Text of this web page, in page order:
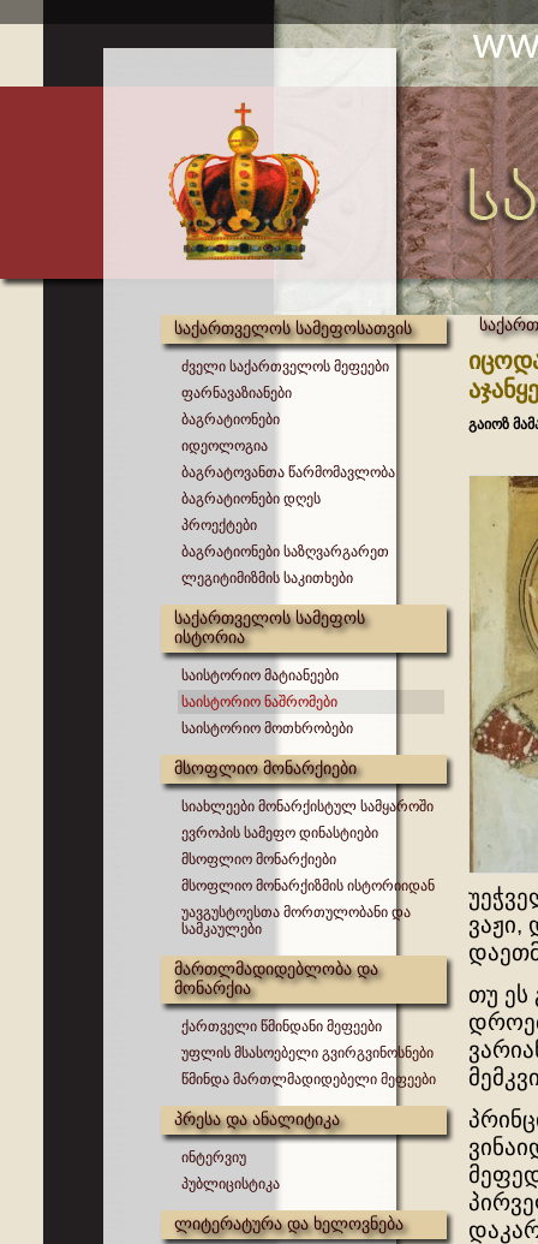
საქართველოს სამეფოსათვის
ძველი საქართველოს მეფეები
ფარნავაზიანები
ბაგრატიონები
იდეოლოგია
ბაგრატოვანთა წარმომავლობა
ბაგრატიონები დღეს
პროექტები
ბაგრატიონები საზღვარგარეთ
ლეგიტიმიზმის საკითხები
საქართველოს სამეფოს
ისტორია
საისტორიო მატიანეები
საისტორიო ნაშრომები
საისტორიო მოთხრობები
მსოფლიო მონარქიები
სიახლეები მონარქისტულ სამყაროში
ევროპის სამეფო დინასტიები
მსოფლიო მონარქიები
მსოფლიო მონარქიზმის ისტორიიდან
უავგუსტოესთა მორთულობანი და
სამკაულები
მართლმადიდებლობა და
მონარქია
ქართველი წმინდანი მეფეები
უფლის მსასოებელი გვირგვინოსნები
წმინდა მართლმადიდებელი მეფეები
პრესა და ანალიტიკა
ინტერვიუ
პუბლიცისტიკა
ლიტერატურა და ხელოვნება
გაიოზ
ვაჟი,
თუ ეს